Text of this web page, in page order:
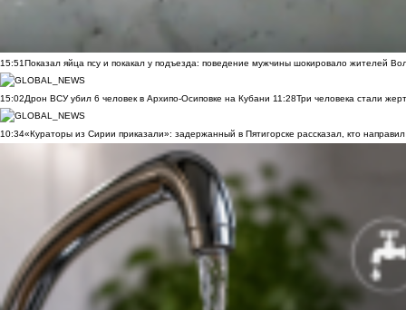
15:51Показал яйца псу и покакал у подъезда: поведение мужчины шокировало жителей
15:02Дрон ВСУ убил 6 человек в Архипо-Осиповке на Кубани 11:28Три человека стали
10:34«Кураторы из Сирии приказали»: задержанный в Пятигорске рассказал, кто направил